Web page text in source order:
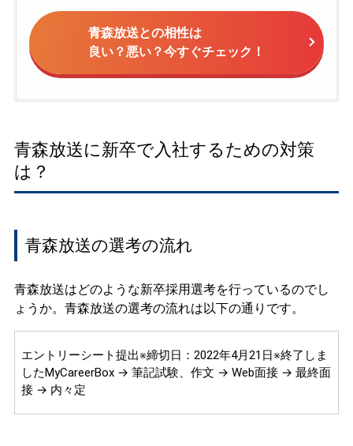
青森放送との相性は
良い？悪い？今すぐチェック！
青森放送に新卒で入社するための対策
は？
青森放送の選考の流れ
青森放送はどのような新卒採用選考を行っているのでし
ょうか。青森放送の選考の流れは以下の通りです。
エントリーシート提出※締切日：2022年4月21日※終了しま
したMyCareerBox → 筆記試験、作文 → Web面接 → 最終面
接 → 内々定